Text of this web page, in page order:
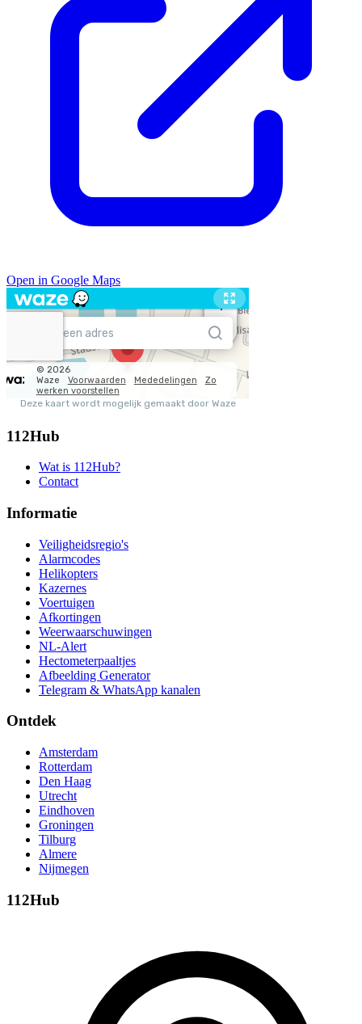
Open in Google Maps
112Hub
Wat is 112Hub?
Contact
Informatie
Veiligheidsregio's
Alarmcodes
Helikopters
Kazernes
Voertuigen
Afkortingen
Weerwaarschuwingen
NL-Alert
Hectometerpaaltjes
Afbeelding Generator
Telegram & WhatsApp kanalen
Ontdek
Amsterdam
Rotterdam
Den Haag
Utrecht
Eindhoven
Groningen
Tilburg
Almere
Nijmegen
112Hub